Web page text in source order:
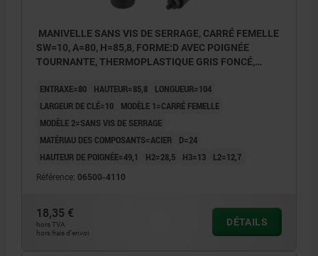
MANIVELLE SANS VIS DE SERRAGE, CARRÉ FEMELLE
SW=10, A=80, H=85,8, FORME:D AVEC POIGNÉE
TOURNANTE, THERMOPLASTIQUE GRIS FONCÉ,
ENTRAXE=80 HAUTEUR=85,8
LONGUEUR=104
LARGEUR DE CLÉ=10
MODÈLE 1=CARRÉ FEMELLE
MODÈLE 2=SANS VIS DE SERRAGE
MATÉRIAU DES COMPOSANTS=ACIER
D=24
HAUTEUR DE POIGNÉE=49,1
H2=28,5 H3=13 L2=12,7
Référence: 06500-4110
18,35 €
hors TVA
hors frais d’envoi
DÉTAILS